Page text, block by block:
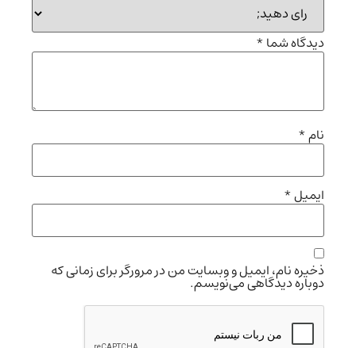
دیدگاه شما*
نام*
ایمیل*
ذخیره نام، ایمیل و وبسایت من در مرورگر برای زمانی که
دوباره دیدگاهی می‌نویسم.